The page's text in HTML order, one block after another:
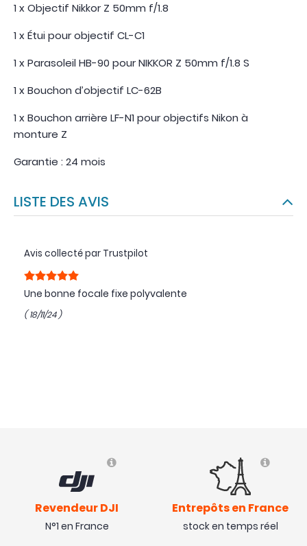
1 x Objectif Nikkor Z 50mm f/1.8
1 x Étui pour objectif CL-C1
1 x Parasoleil HB-90 pour NIKKOR Z 50mm f/1.8 S
1 x Bouchon d’objectif LC-62B
1 x Bouchon arrière LF-N1 pour objectifs Nikon à
monture Z
Garantie : 24 mois
LISTE DES AVIS
Avis collecté par Trustpilot
Une bonne focale fixe polyvalente
( 18/11/24 )
Revendeur DJI
N°1 en France
Entrepôts en France
stock en temps réel